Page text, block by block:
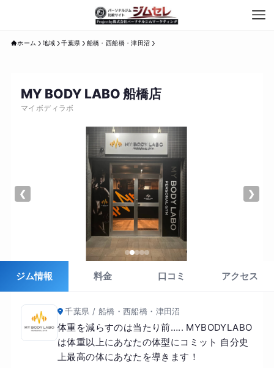
ホーム 地域 千葉県 船橋・西船橋・津田沼
MY BODY LABO 船橋店
マイボディラボ
❮ ❯
ジム情報 料金 口コミ アクセス
千葉県 / 船橋・西船橋・津田沼
体重を減らすのは当たり前….. MYBODYLABO
は体重以上にあなたの体型にコミット 自分史
上最高の体にあなたを導きます！